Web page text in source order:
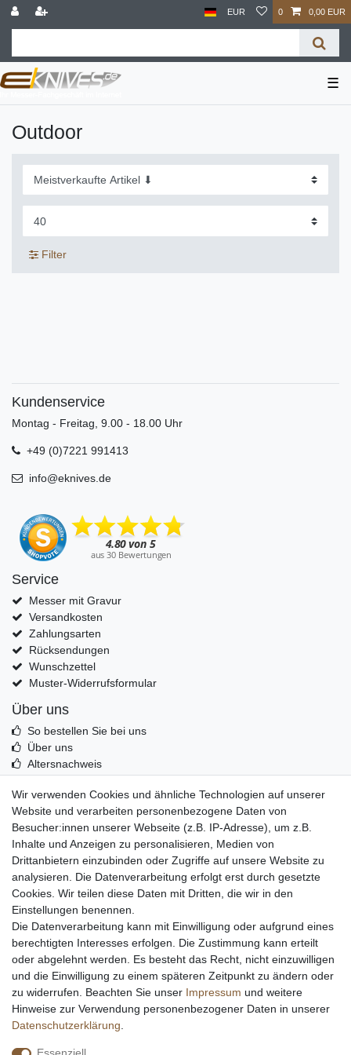
EUR 0 0,00 EUR
☰
Outdoor
Filter
Kundenservice
Montag - Freitag, 9.00 - 18.00 Uhr
+49 (0)7221 991413
info@eknives.de
Service
Messer mit Gravur
Versandkosten
Zahlungsarten
Rücksendungen
Wunschzettel
Muster-Widerrufsformular
Über uns
So bestellen Sie bei uns
Über uns
Altersnachweis
Echtheit von Kundenbewertungen
Messer Info Forum
Messer schärfen
Messerhersteller
Stahltabelle
Stahlarten
Rockwell Härte
Messerarten
Klingenformen
Holzarten
Impressum Daten­schutz­erklärung AGB
Wir verwenden Cookies und ähnliche Technologien auf unserer
Website und verarbeiten personenbezogene Daten von
Besucher:innen unserer Webseite (z.B. IP-Adresse), um z.B.
Inhalte und Anzeigen zu personalisieren, Medien von
Drittanbietern einzubinden oder Zugriffe auf unsere Website zu
analysieren. Die Datenverarbeitung erfolgt erst durch gesetzte
Cookies. Wir teilen diese Daten mit Dritten, die wir in den
Einstellungen benennen.
Die Datenverarbeitung kann mit Einwilligung oder aufgrund eines
berechtigten Interesses erfolgen. Die Zustimmung kann erteilt
oder abgelehnt werden. Es besteht das Recht, nicht einzuwilligen
und die Einwilligung zu einem späteren Zeitpunkt zu ändern oder
zu widerrufen. Beachten Sie unser Impressum und weitere
Hinweise zur Verwendung personenbezogener Daten in unserer
Daten­schutz­erklärung